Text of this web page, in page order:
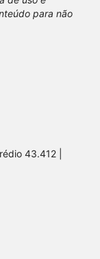
para não
43.412 |